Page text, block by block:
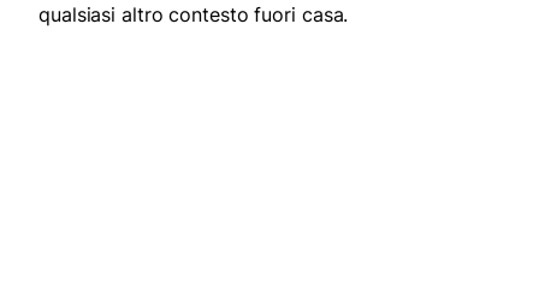
qualsiasi altro contesto fuori casa.